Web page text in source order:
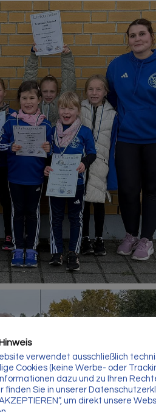
verwendet ausschließlich
Cookies (keine Werbe- oder
dazu und zu Ihren
finden Sie in unserer
um direkt unsere